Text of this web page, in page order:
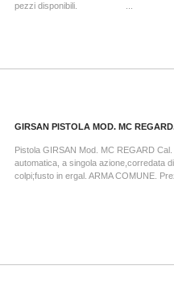
pezzi disponibili. ...
GIRSAN PISTOLA MOD. MC
Pistola GIRSAN Mod. MC REGARD
automatica, a singola azione,corredata
colpi;fusto in ergal. ARMA COMUNE.